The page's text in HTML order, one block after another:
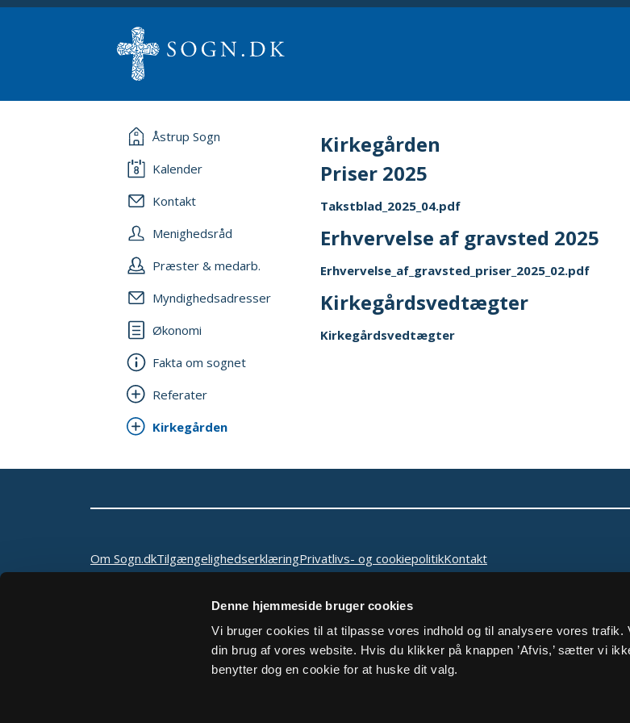
Denne hjemmeside bruger cookies
Vi bruger cookies til at tilpasse vores indhold og til analysere vores trafik.
din brug af vores website. Hvis du klikker på knappen ’Afvis,’ sætter vi
benytter dog en cookie for at huske dit valg.
Åstrup Sogn
Kalender
Kontakt
Menighedsråd
Præster & medarb.
Myndighedsadresser
Økonomi
Fakta om sognet
Referater
Kirkegården
Kirkegården
Priser 2025
Takstblad_2025_04.pdf
Erhvervelse af gravsted 2025
Erhvervelse_af_gravsted_priser_2025_02.pdf
Kirkegårdsvedtægter
Kirkegårdsvedtægter
Om Sogn.dkTilgængelighedserklæringPrivatlivs- og cookiepolitikKontakt